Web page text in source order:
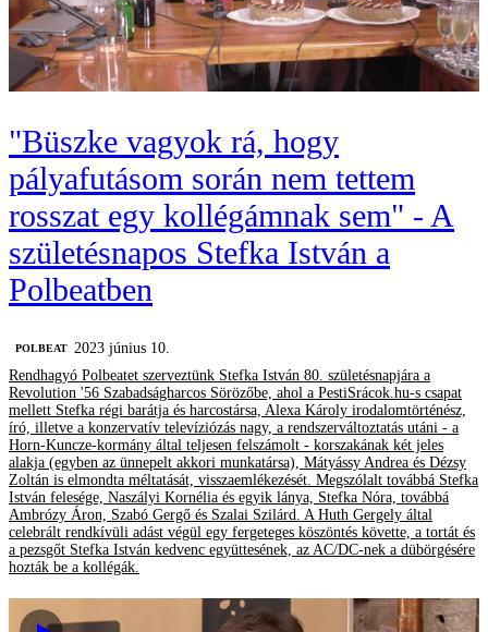
"Büszke vagyok rá, hogy
pályafutásom során nem tettem
rosszat egy kollégámnak sem" - A
születésnapos Stefka István a
Polbeatben
‎POLBEAT
2023 június 10.
Rendhagyó Polbeatet szerveztünk Stefka István 80. születésnapjára a
Revolution '56 Szabadságharcos Sörözőbe, ahol a PestiSrácok.hu-s csapat
mellett Stefka régi barátja és harcostársa, Alexa Károly irodalomtörténész,
író, illetve a konzervatív televíziózás nagy, a rendszerváltoztatás utáni - a
Horn-Kuncze-kormány által teljesen felszámolt - korszakának két jeles
alakja (egyben az ünnepelt akkori munkatársa), Mátyássy Andrea és Dézsy
Zoltán is elmondta méltatását, visszaemlékezését. Megszólalt továbbá Stefka
István felesége, Naszályi Kornélia és egyik lánya, Stefka Nóra, továbbá
Ambrózy Áron, Szabó Gergő és Szalai Szilárd. A Huth Gergely által
celebrált rendkívüli adást végül egy fergeteges köszöntés követte, a tortát és
a pezsgőt Stefka István kedvenc együttesének, az AC/DC-nek a dübörgésére
hozták be a kollégák.